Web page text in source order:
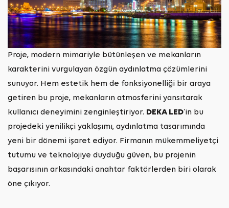
Proje, modern mimariyle bütünleşen ve mekanların
karakterini vurgulayan özgün aydınlatma çözümlerini
sunuyor. Hem estetik hem de fonksiyonelliği bir araya
getiren bu proje, mekanların atmosferini yansıtarak
kullanıcı deneyimini zenginleştiriyor. DEKA LED‘in bu
projedeki yenilikçi yaklaşımı, aydınlatma tasarımında
yeni bir dönemi işaret ediyor. Firmanın mükemmeliyetçi
tutumu ve teknolojiye duyduğu güven, bu projenin
başarısının arkasındaki anahtar faktörlerden biri olarak
öne çıkıyor.